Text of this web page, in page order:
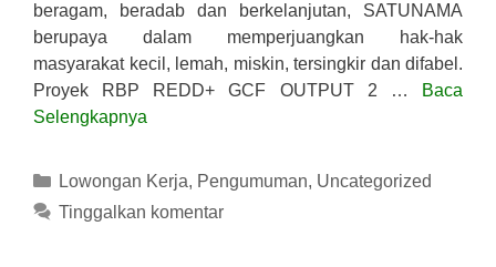
beragam, beradab dan berkelanjutan, SATUNAMA
berupaya dalam memperjuangkan hak-hak
masyarakat kecil, lemah, miskin, tersingkir dan difabel.
Proyek RBP REDD+ GCF OUTPUT 2 …
Baca
Selengkapnya
Kategori
Lowongan Kerja, Pengumuman, Uncategorized
Tinggalkan komentar